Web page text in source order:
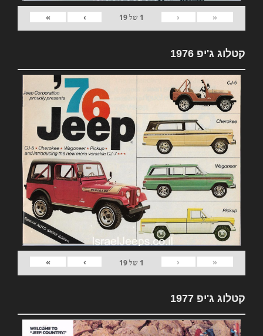
«
‹
1 של19
›
»
קטלוג ג'יפ 1976
«
‹
1 של19
›
»
קטלוג ג'יפ 1977